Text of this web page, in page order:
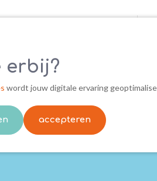
Diensten
erbij?
wordt jouw digitale ervaring
accepteren